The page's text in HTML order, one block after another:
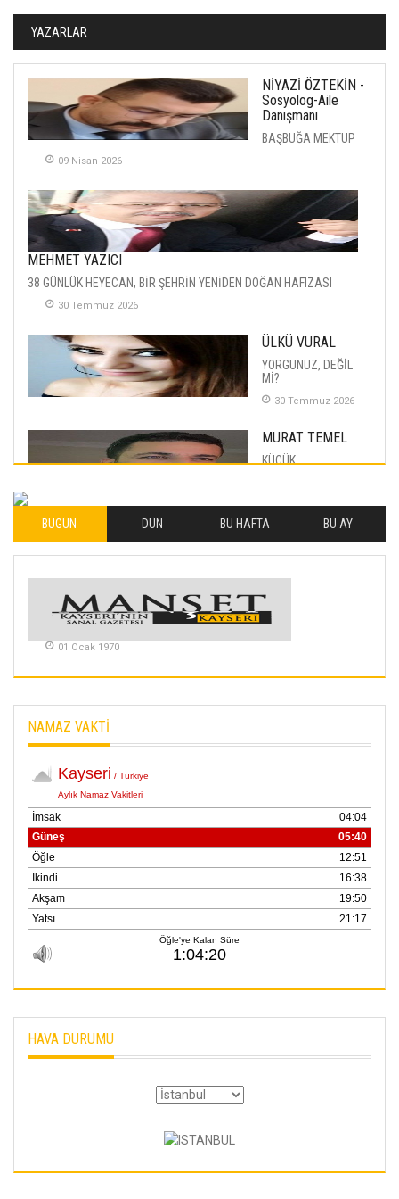
YAZARLAR
NİYAZİ ÖZTEKİN -
Sosyolog-Aile
Danışmanı
BAŞBUĞA MEKTUP
09 Nisan 2026
MEHMET YAZICI
38 GÜNLÜK HEYECAN, BİR ŞEHRİN YENİDEN DOĞAN HAFIZASI
30 Temmuz 2026
ÜLKÜ VURAL
YORGUNUZ, DEĞİL
Mİ?
30 Temmuz 2026
MURAT TEMEL
KÜÇÜK
İLHAN YILMAZ
SOFRADA AYRIMCILIK
METİN ERTEM
YAŞANANLAR!
Merve Şimşek
İlgi Alanlarımız ve Biz
puana Ulaştı
01 Mayis 2026
BUGÜN DÜN BU HAFTA BU AY
01 Ocak 1970
NAMAZ VAKTİ
HAVA DURUMU